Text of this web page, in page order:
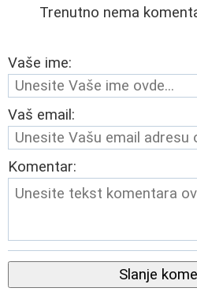
Trenutno nema
Vaše ime:
Vaš email:
Komentar:
Slanje